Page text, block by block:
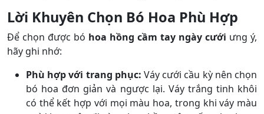
Lời Khuyên Chọn Bó Hoa Phù Hợp
Để chọn được bó hoa hồng cầm tay ngày cưới ưng ý,
hãy ghi nhớ:
Phù hợp với trang phục: Váy cưới cầu kỳ nên chọn
bó hoa đơn giản và ngược lại. Váy trắng tinh khôi
có thể kết hợp với mọi màu hoa, trong khi váy màu